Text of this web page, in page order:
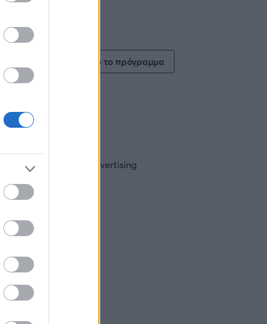
Δείτε όλο το πρόγραμμα